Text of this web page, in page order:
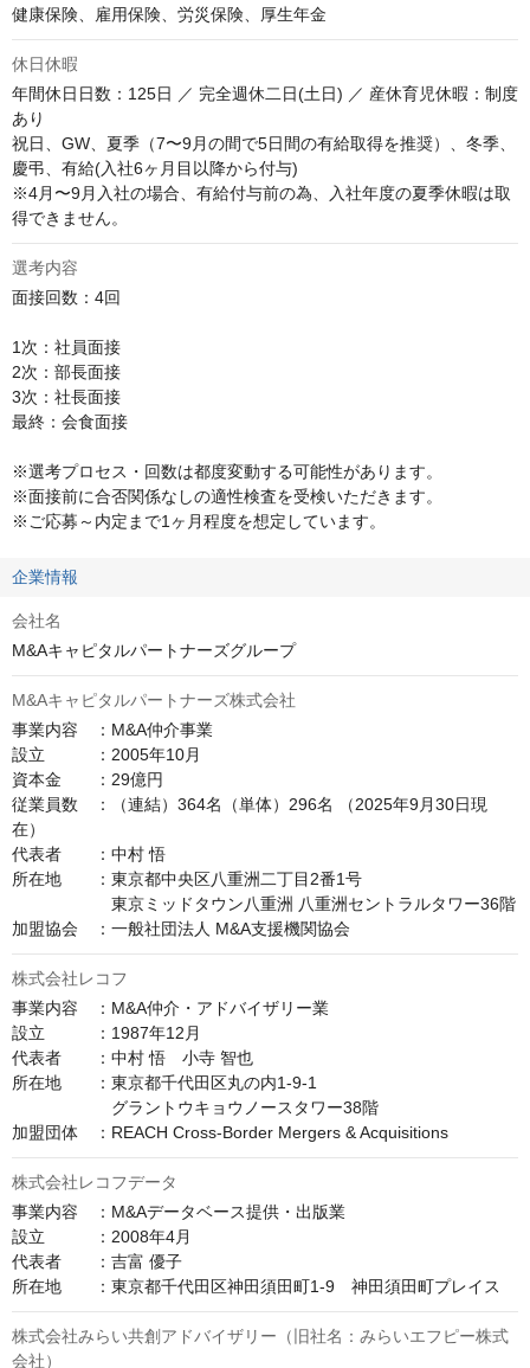
健康保険、雇用保険、労災保険、厚生年金
休日休暇
年間休日日数：125日 ／ 完全週休二日(土日) ／ 産休育児休暇：制度
あり
祝日、GW、夏季（7〜9月の間で5日間の有給取得を推奨）、冬季、
慶弔、有給(入社6ヶ月目以降から付与)
※4月〜9月入社の場合、有給付与前の為、入社年度の夏季休暇は取
得できません。
選考内容
面接回数：4回
1次：社員面接
2次：部長面接
3次：社長面接
最終：会食面接
※選考プロセス・回数は都度変動する可能性があります。
※面接前に合否関係なしの適性検査を受検いただきます。
※ご応募～内定まで1ヶ月程度を想定しています。
企業情報
会社名
M&Aキャピタルパートナーズグループ
M&Aキャピタルパートナーズ株式会社
事業内容　：M&A仲介事業
設立　　　：2005年10月
資本金　　：29億円
従業員数　：（連結）364名（単体）296名 （2025年9月30日現
在）
代表者　　：中村 悟
所在地　　：東京都中央区八重洲二丁目2番1号
東京ミッドタウン八重洲 八重洲セントラルタワー36階
加盟協会　：一般社団法人 M&A支援機関協会
株式会社レコフ
事業内容　：M&A仲介・アドバイザリー業
設立　　　：1987年12月
代表者　　：中村 悟　小寺 智也
所在地　　：東京都千代田区丸の内1-9-1
グラントウキョウノースタワー38階
加盟団体　：REACH Cross-Border Mergers & Acquisitions
株式会社レコフデータ
事業内容　：M&Aデータベース提供・出版業
設立　　　：2008年4月
代表者　　：吉富 優子
株式会社みらい共創アドバイザリー（旧社名：みらいエフピー株式
会社）